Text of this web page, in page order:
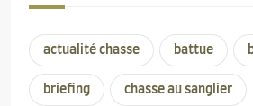
actualité chasse battue
briefing chasse au sanglier